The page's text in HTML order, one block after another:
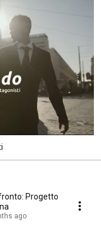
Progetto
ago